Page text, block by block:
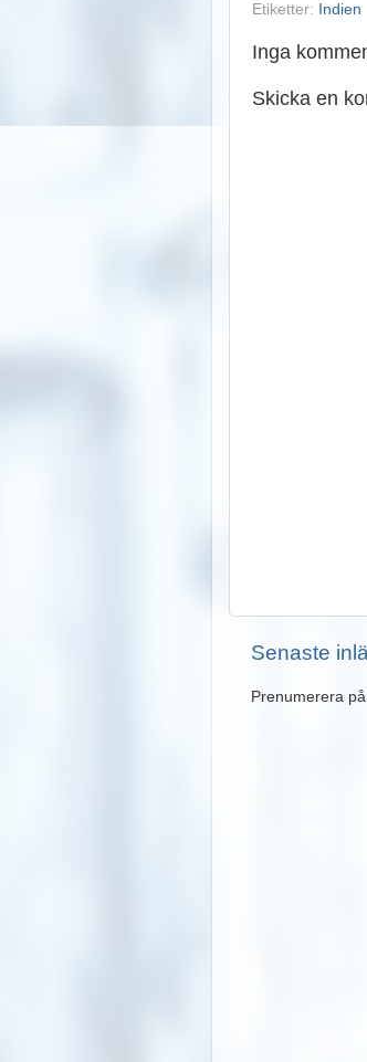
Etiketter:
Indien
Inga
Skicka en
Senaste
Prenumerera